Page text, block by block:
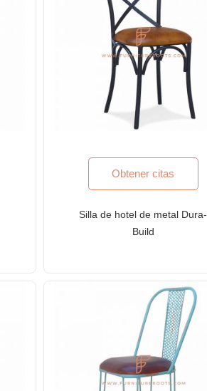
Obtener citas
Silla de hotel de metal Dura-
Build